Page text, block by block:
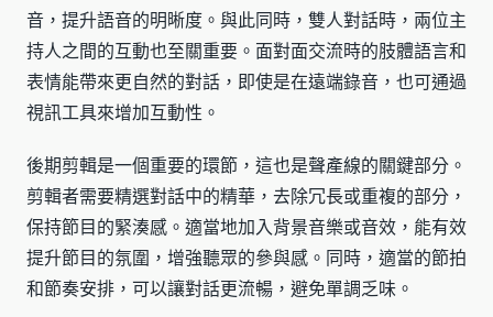
音，提升語音的明晰度。與此同時，雙人對話時，兩位主
持人之間的互動也至關重要。面對面交流時的肢體語言和
表情能帶來更自然的對話，即使是在遠端錄音，也可通過
視訊工具來增加互動性。
後期剪輯是一個重要的環節，這也是聲產線的關鍵部分。
剪輯者需要精選對話中的精華，去除冗長或重複的部分，
保持節目的緊湊感。適當地加入背景音樂或音效，能有效
提升節目的氛圍，增強聽眾的參與感。同時，適當的節拍
和節奏安排，可以讓對話更流暢，避免單調乏味。